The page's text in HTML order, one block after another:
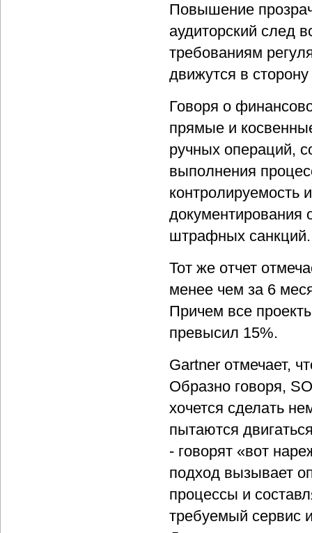
Повышение
аудиторский след
требованиям
движутся в
Говоря о
прямые и
ручных операций,
выполнения
контролируемость
документирования
штрафных санкций.
Тот же отчет
менее чем за 6
Причем все
превысил 15%.
Gartner отмечает,
Образно говоря,
хочется сделать
пытаются
- говорят «вот
подход вызывает
процессы и
требуемый сервис